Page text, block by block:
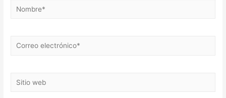
Nombre*
Correo
Sitio